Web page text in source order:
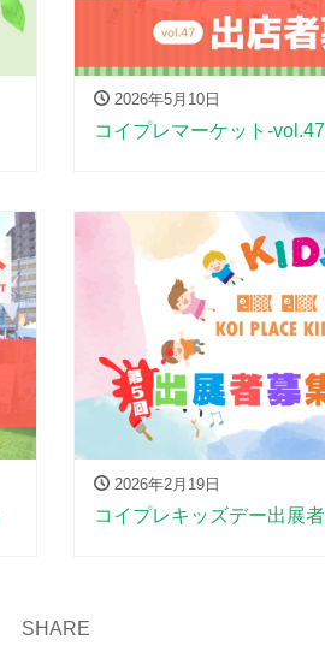
2026年5月10日
コイプレマーケット-
2026年2月19日
コイプレキッズデー出展
SHARE